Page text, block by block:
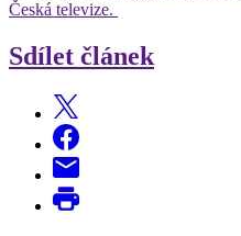
Česká televize.
Sdílet článek